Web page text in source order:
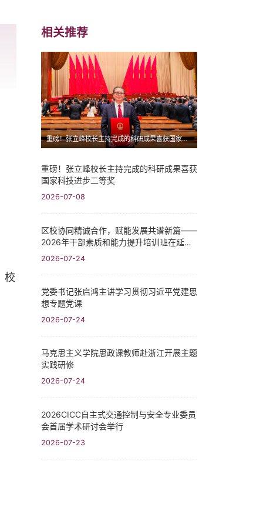
校
相关推荐
重磅！张立峰校长主持完成的科研成果喜获国家科技进步二等奖
重磅！张立峰校长主持完成的科研成果喜获
国家科技进步二等奖
2026-07-08
区校协同精诚合作，赋能发展共谱新篇——
2026年干部素质和能力提升培训班在延庆
区举行
2026-07-24
党委书记张启鸿主讲学习贯彻习近平党建思
想专题党课
2026-07-24
马克思主义学院思政课教师赴浙江开展主题
实践研修
2026-07-24
2026CICC自主式交通控制与安全专业委员
会首届学术研讨会举行
2026-07-23